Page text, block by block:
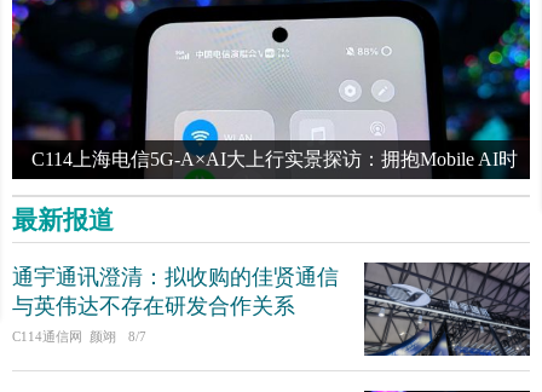
C114上海电信5G-A×AI大上行实景探访：拥抱Mobile AI时
代，申城“快”人一步
最新报道
通宇通讯澄清：拟收购的佳贤通信
与英伟达不存在研发合作关系
C114通信网 颜翊 8/7